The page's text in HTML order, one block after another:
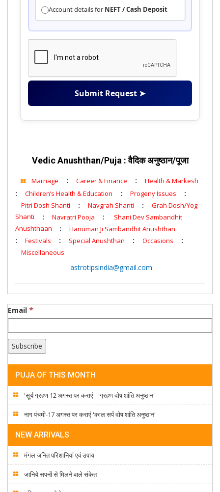
Account details for NEFT / Cash Deposit
Submit Request ➤
Vedic Anushthan/Puja : वैदिक अनुष्ठान/पूजा
Marriage : Career & Finance : Health & Markesh
: Children’s Health & Education : Progeny Issues :
Pitri Dosh Shanti : Navgrah Shanti : Grah Dosh/Yog
Shanti : Navratri Pooja : Shani Dev Sambandhit
Anushthaan : Hanuman Ji Sambandhit Anushthan
: Festivals : Special Anushthan : Occasions :
Miscellaneous
astrotipsindia@gmail.com
Email *
PUJA OF THIS MONTH
'सूर्य ग्रहण 12 अगस्त पर कराएं - 'ग्रहण दोष शांति अनुष्ठान'
नाग पंचमी-17 अगस्त पर कराएं 'काल सर्प दोष शांति अनुष्ठान'
NEW ARRIVALS
मंगल जनित परिशानियां एवं उपाय
जानिये सपनों से मिलने वाले संकेत